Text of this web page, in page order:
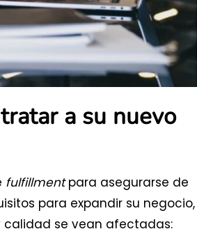
a su nuevo
fulfillmentpara asegurarse de
para expandir su negocio,
calidad se vean afectadas: